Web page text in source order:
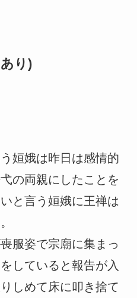
り)
姮娥は昨日は感情的
の両親にしたことを
と言う姮娥に王禅は
服姿で宗廟に集まっ
していると報告が入
しめて床に叩き捨て